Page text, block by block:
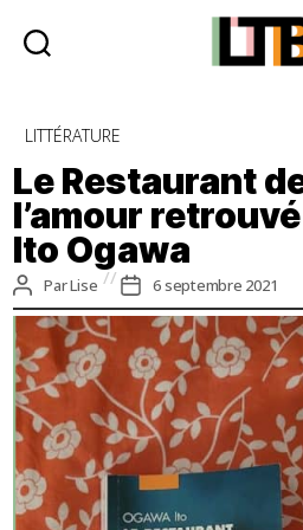
-
Catégories
LITTÉRATURE
Le Restaurant
l’amour retrouvé
Ito Ogawa
Auteur
de
l’article
ParLise
Date
de
l’article
6 septembre 2021